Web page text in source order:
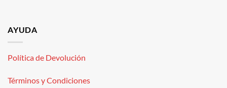
AYUDA
Política de Devolución
Términos y Condiciones